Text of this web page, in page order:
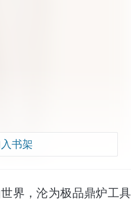
书架
界，沦为极品鼎炉工具